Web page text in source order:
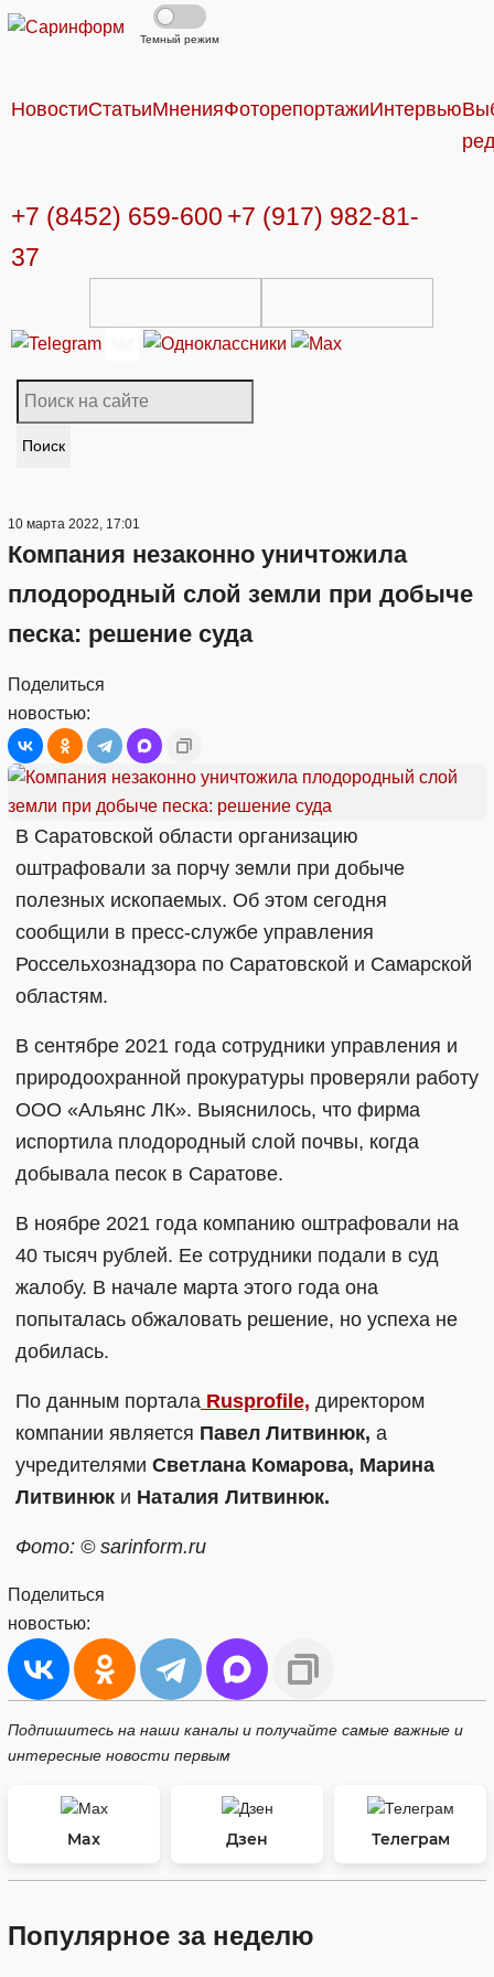
Темный режим
НовостиСтатьиМненияФоторепортажиИнтервью
+7 (8452) 659-600 +7 (917) 982-81-
37
Поиск
10 марта 2022, 17:01
Компания незаконно уничтожила
плодородный слой земли при добыче
песка: решение суда
Поделиться
новостью:
В Саратовской области организацию
оштрафовали за порчу земли при добыче
полезных ископаемых. Об этом сегодня
сообщили в пресс-службе управления
Россельхознадзора по Саратовской и Самарской
областям.
В сентябре 2021 года сотрудники управления и
природоохранной прокуратуры проверяли работу
ООО «Альянс ЛК». Выяснилось, что фирма
испортила плодородный слой почвы, когда
добывала песок в Саратове.
В ноябре 2021 года компанию оштрафовали на
40 тысяч рублей. Ее сотрудники подали в суд
жалобу. В начале марта этого года она
попыталась обжаловать решение, но успеха не
добилась.
По данным портала Rusprofile, директором
компании является Павел Литвинюк, а
учредителями Светлана Комарова, Марина
Литвинюк и Наталия Литвинюк.
Фото: © sarinform.ru
Поделиться
новостью:
Подпишитесь на наши каналы и получайте самые важные и
интересные новости первым
Max Дзен Телеграм
Популярное за неделю